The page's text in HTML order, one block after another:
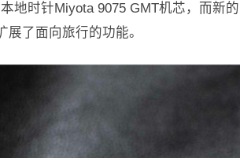
地时针Miyota 9075 GMT机芯，而新的
了面向旅行的功能。